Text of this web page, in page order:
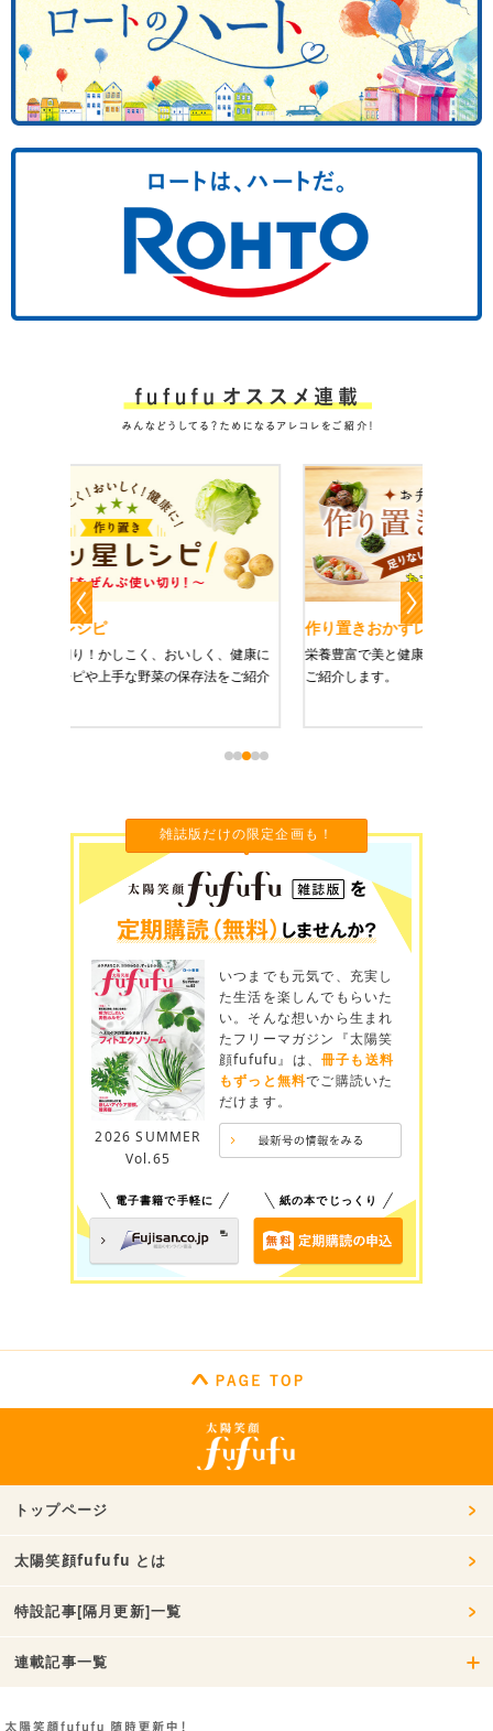
作り置きおかずレシピ
栄養豊富で美と健康にうれしい「作り置きおかず」を
ご紹介します。
雑誌版だけの限定企画も！
2026 SUMMER
Vol.65
いつまでも元気で、充実し
た生活を楽しんでもらいた
い。そんな想いから生まれ
たフリーマガジン『太陽笑
顔fufufu』は、 冊子も送料
もずっと無料でご購読いた
だけます。
電子書籍で手軽に 紙の本でじっくり
トップページ
太陽笑顔fufufu とは
特設記事[隔月更新]一覧
連載記事一覧